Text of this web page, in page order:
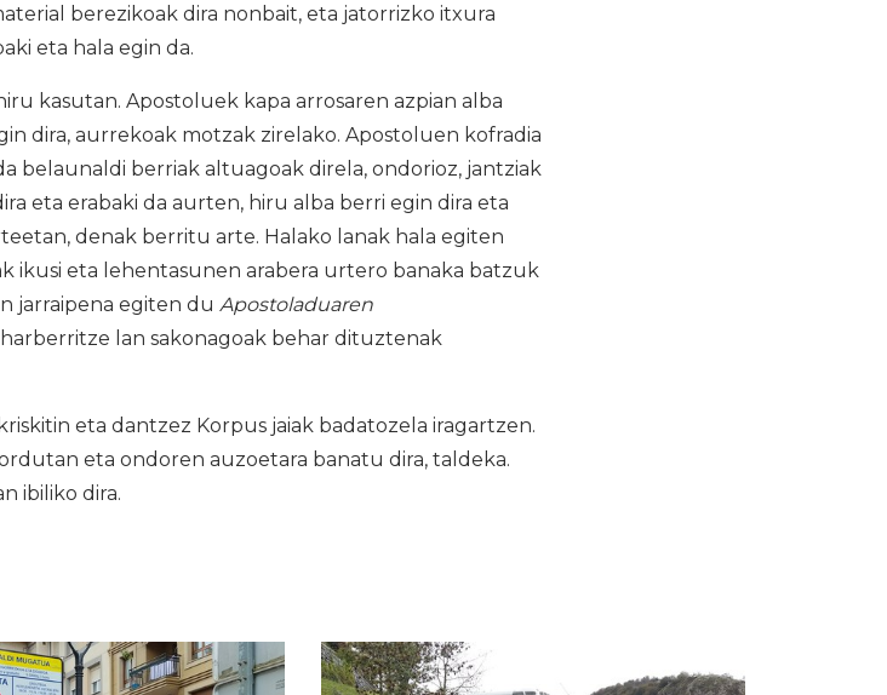
berezikoak dira nonbait, eta jatorrizko itxura
eta hala egin da.
kasutan. Apostoluek kapa arrosaren azpian alba
dira, aurrekoak motzak zirelako. Apostoluen kofradia
belaunaldi berriak altuagoak direla, ondorioz, jantziak
eta erabaki da aurten, hiru alba berri egin dira eta
denak berritu arte. Halako lanak hala egiten
ikusi eta lehentasunen arabera urtero banaka batzuk
jarraipena egiten du Apostoladuaren
lan sakonagoak behar dituztenak
eta dantzez Korpus jaiak badatozela iragartzen.
eta ondoren auzoetara banatu dira, taldeka.
ibiliko dira.